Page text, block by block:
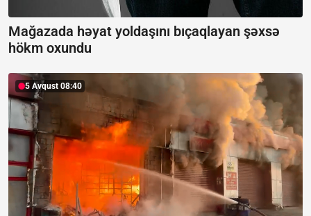
Mağazada həyat yoldaşını bıçaqlayan şəxsə
hökm oxundu
5 Avqust 08:40